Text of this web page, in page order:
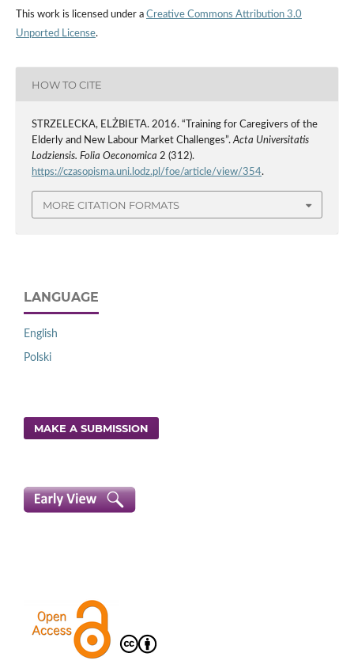
This work is licensed under a Creative Commons Attribution 3.0
Unported License.
HOW TO CITE
STRZELECKA, ELŻBIETA. 2016. “Training for Caregivers of the
Elderly and New Labour Market Challenges”.Acta Universitatis
Lodziensis. Folia Oeconomica 2 (312).
https://czasopisma.uni.lodz.pl/foe/article/view/354.
MORE CITATION FORMATS
LANGUAGE
English
Polski
MAKE A SUBMISSION